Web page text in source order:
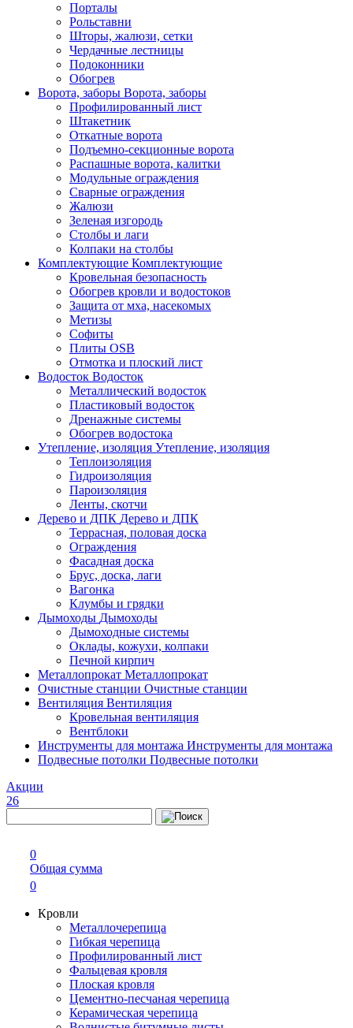
Порталы
Рольставни
Шторы, жалюзи, сетки
Чердачные лестницы
Подоконники
Обогрев
Ворота, заборы Ворота, заборы
Профилированный лист
Штакетник
Откатные ворота
Подъемно-секционные ворота
Распашные ворота, калитки
Модульные ограждения
Сварные ограждения
Жалюзи
Зеленая изгородь
Столбы и лаги
Колпаки на столбы
Комплектующие Комплектующие
Кровельная безопасность
Обогрев кровли и водостоков
Защита от мха, насекомых
Метизы
Софиты
Плиты OSB
Отмотка и плоский лист
Водосток Водосток
Металлический водосток
Пластиковый водосток
Дренажные системы
Обогрев водостока
Утепление, изоляция Утепление, изоляция
Теплоизоляция
Гидроизоляция
Пароизоляция
Ленты, скотчи
Дерево и ДПК Дерево и ДПК
Террасная, половая доска
Ограждения
Фасадная доска
Брус, доска, лаги
Вагонка
Клумбы и грядки
Дымоходы Дымоходы
Дымоходные системы
Оклады, кожухи, колпаки
Печной кирпич
Металлопрокат Металлопрокат
Очистные станции Очистные станции
Вентиляция Вентиляция
Кровельная вентиляция
Вентблоки
Инструменты для монтажа Инструменты для монтажа
Подвесные потолки Подвесные потолки
Акции
26
0
Общая сумма
0
Кровли
Металлочерепица
Гибкая черепица
Профилированный лист
Фальцевая кровля
Плоская кровля
Цементно-песчаная черепица
Керамическая черепица